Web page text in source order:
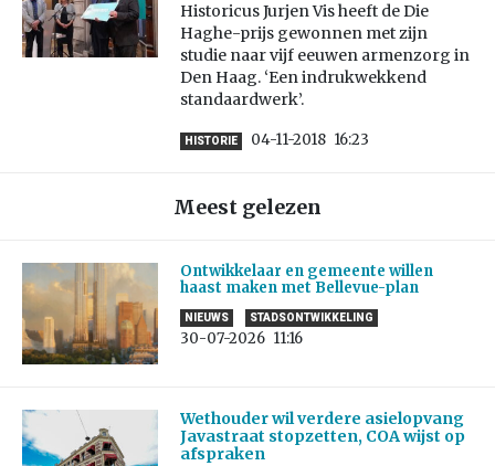
Historicus Jurjen Vis heeft de Die
Haghe-prijs gewonnen met zijn
studie naar vijf eeuwen armenzorg in
Den Haag. ‘Een indrukwekkend
standaardwerk’.
HISTORIE 04-11-2018 16:23
Meest gelezen
Ontwikkelaar en gemeente willen
haast maken met Bellevue-plan
NIEUWS STADSONTWIKKELING
30-07-2026 11:16
Wethouder wil verdere asielopvang
Javastraat stopzetten, COA wijst op
afspraken